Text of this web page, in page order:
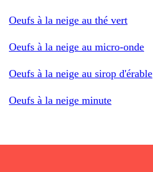
Oeufs à la neige au thé vert
Oeufs à la neige au micro-onde
Oeufs à la neige au sirop d'érable
Oeufs à la neige minute